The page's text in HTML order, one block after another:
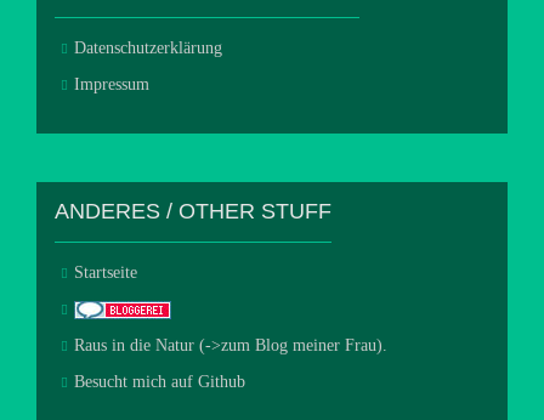
Datenschutzerklärung
Impressum
ANDERES / OTHER STUFF
Startseite
Raus in die Natur (->zum Blog meiner Frau).
Besucht mich auf Github